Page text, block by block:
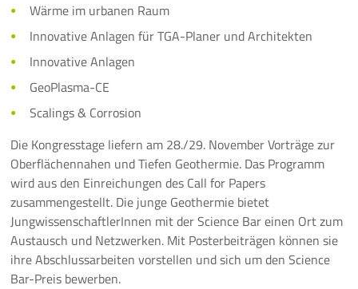
Aktuelles
Mehr
Wärme im urbanen Raum
Innovative Anlagen für TGA-Planer und Architekten
Innovative Anlagen
GeoPlasma-CE
Scalings & Corrosion
Die Kongresstage liefern am 28./29. November Vorträge zur
Oberflächennahen und Tiefen Geothermie. Das Programm
wird aus den Einreichungen des Call for Papers
zusammengestellt. Die junge Geothermie bietet
JungwissenschaftlerInnen mit der Science Bar einen Ort zum
Austausch und Netzwerken. Mit Posterbeiträgen können sie
ihre Abschlussarbeiten vorstellen und sich um den Science
Bar-Preis bewerben.